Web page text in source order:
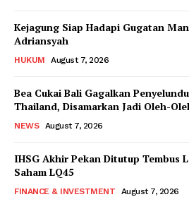
Kejagung Siap Hadapi Gugatan
Adriansyah
HUKUM August 7, 2026
Bea Cukai Bali Gagalkan
Thailand, Disamarkan Jadi Oleh-
NEWS August 7, 2026
IHSG Akhir Pekan Ditutup Tembus
Saham LQ45
FINANCE & INVESTMENT August 7, 2026